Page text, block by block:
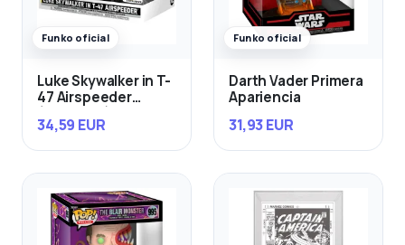
Funko oficial
Luke Skywalker in T-
47 Airspeeder
34,59 EUR
Funko oficial
Darth Vader Primera
Apariencia
31,93 EUR